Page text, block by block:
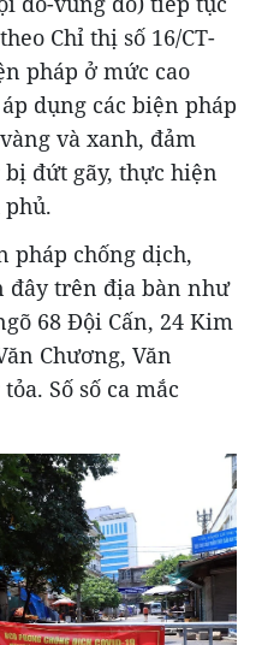
Chỉ thị số 16/CT-
pháp ở mức cao
dụng các biện pháp
và xanh, đảm
đứt gãy, thực hiện
phủ.
pháp chống dịch,
đây trên địa bàn như
68 Đội Cấn, 24 Kim
Chương, Văn
Số số ca mắc